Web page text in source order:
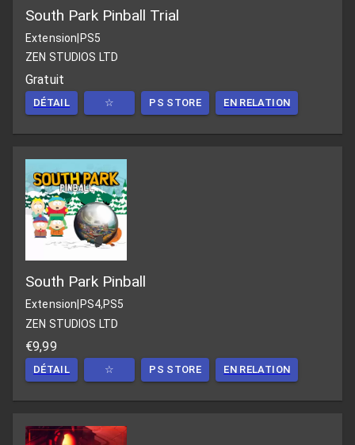
South Park Pinball Trial
Extension|PS5
ZEN STUDIOS LTD
Gratuit
DÉTAIL ☆ PS STORE EN RELATION
South Park Pinball
Extension PS4,PS5
ZEN STUDIOS LTD
€9,99
DÉTAIL ☆ PS STORE EN RELATION